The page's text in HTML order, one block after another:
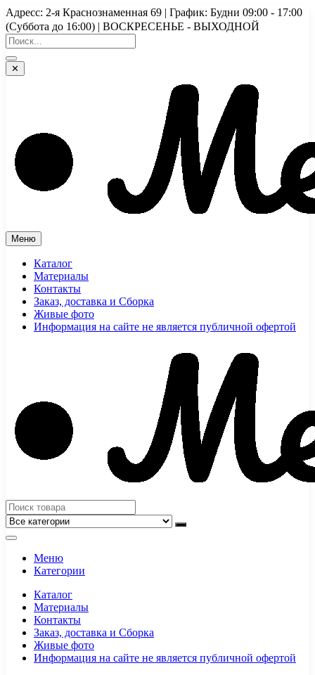
Перейти
к
содержимому
Адресс: 2-я Краснознаменная 69 | График: Будни 09:00 - 17:00
(Суббота до 16:00) | ВОСКРЕСЕНЬЕ - ВЫХОДНОЙ
✕
Меню
Каталог
Материалы
Контакты
Заказ, доставка и Сборка
Живые фото
Информация на сайте не является публичной офертой
Меню
Категории
Каталог
Материалы
Контакты
Заказ, доставка и Сборка
Живые фото
Информация на сайте не является публичной офертой